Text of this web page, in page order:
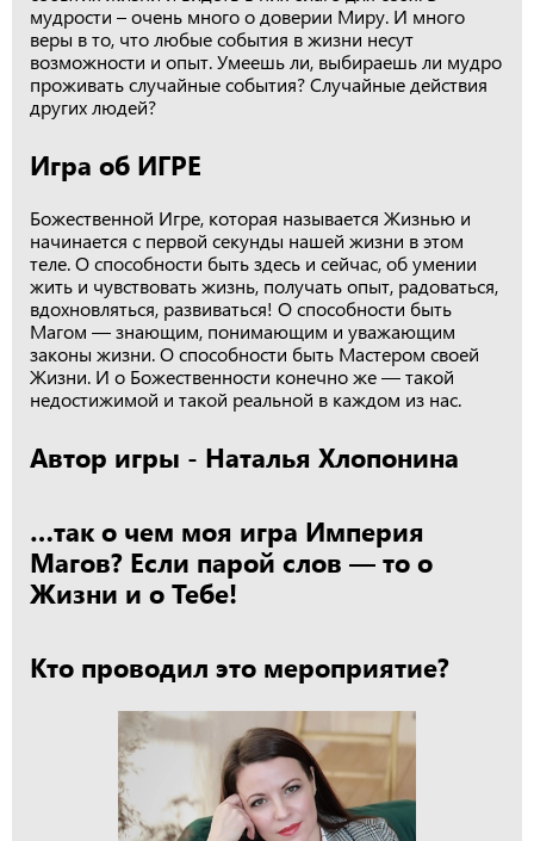
мудрости – очень много о доверии Миру. И много
веры в то, что любые события в жизни несут
возможности и опыт. Умеешь ли, выбираешь ли мудро
проживать случайные события? Случайные действия
других людей?
Игра об ИГРЕ
Божественной Игре, которая называется Жизнью и
начинается с первой секунды нашей жизни в этом
теле. О способности быть здесь и сейчас, об умении
жить и чувствовать жизнь, получать опыт, радоваться,
вдохновляться, развиваться! О способности быть
Магом — знающим, понимающим и уважающим
законы жизни. О способности быть Мастером своей
Жизни. И о Божественности конечно же — такой
недостижимой и такой реальной в каждом из нас.
Автор игры - Наталья Хлопонина
…так о чем моя игра Империя
Магов? Если парой слов — то о
Жизни и о Тебе!
Кто проводил это мероприятие?